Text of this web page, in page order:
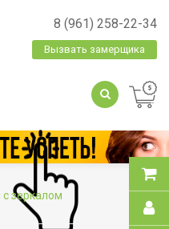
8 (961) 258-22-34
Вызвать замерщика
зеркалом